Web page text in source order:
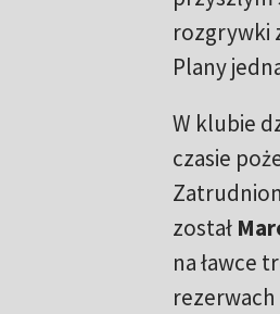
rozgrywki
Plany
W klubie
czasie
został
na ławce
rezerwach